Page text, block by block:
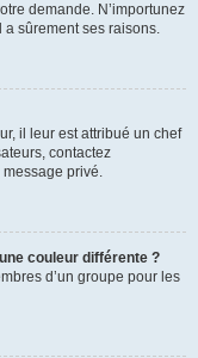
demande. N’importunez
a sûrement ses raisons.
il leur est attribué un chef
contactez
message privé.
couleur différente ?
d’un groupe pour les